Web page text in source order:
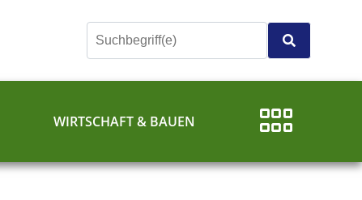
WIRTSCHAFT & BAUEN